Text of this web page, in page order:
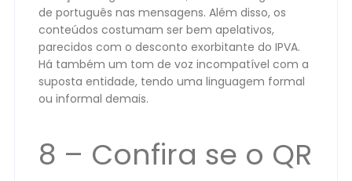
de português nas mensagens. Além disso, os
conteúdos costumam ser bem apelativos,
parecidos com o desconto exorbitante do IPVA.
Há também um tom de voz incompatível com a
suposta entidade, tendo uma linguagem formal
ou informal demais.
8 – Confira se o QR